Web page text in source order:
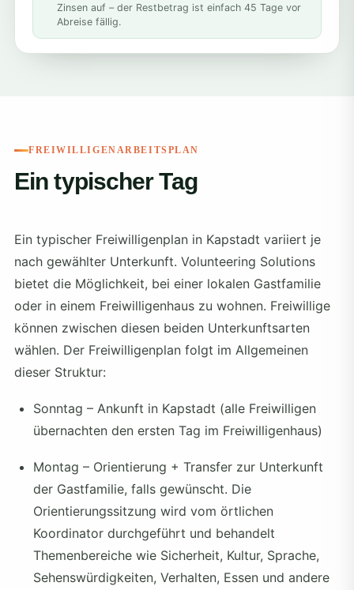
Zinsen auf – der Restbetrag ist einfach 45 Tage vor
Abreise fällig.
FREIWILLIGENARBEITSPLAN
Ein typischer Tag
Ein typischer Freiwilligenplan in Kapstadt variiert je
nach gewählter Unterkunft. Volunteering Solutions
bietet die Möglichkeit, bei einer lokalen Gastfamilie
oder in einem Freiwilligenhaus zu wohnen. Freiwillige
können zwischen diesen beiden Unterkunftsarten
wählen. Der Freiwilligenplan folgt im Allgemeinen
dieser Struktur:
Sonntag – Ankunft in Kapstadt (alle Freiwilligen
übernachten den ersten Tag im Freiwilligenhaus)
Montag – Orientierung + Transfer zur Unterkunft
der Gastfamilie, falls gewünscht. Die
Orientierungssitzung wird vom örtlichen
Koordinator durchgeführt und behandelt
Themenbereiche wie Sicherheit, Kultur, Sprache,
Sehenswürdigkeiten, Verhalten, Essen und andere